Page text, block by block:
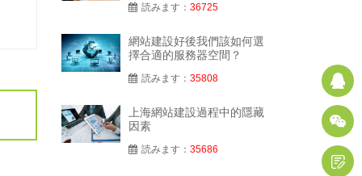
読みます： 36725
網站建設好後我們該如何選
擇合適的服務器空間？
読みます： 35808
上海網站建設過程中的隱藏
因素
読みます： 35686